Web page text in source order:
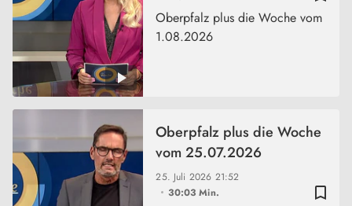
Oberpfalz plus die Woche vom
1.08.2026
bookmark_border
25. Juli 2026 21:52
30:03 Min.
Oberpfalz plus die Woche
vom 25.07.2026